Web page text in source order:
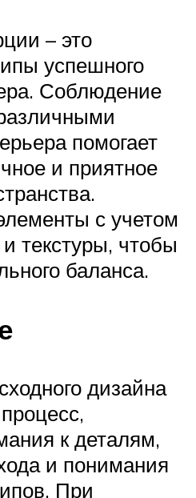
– это
успешного
Соблюдение
помогает
и приятное
с учетом
текстуры, чтобы
баланса.
дизайна
к деталям,
и понимания
При